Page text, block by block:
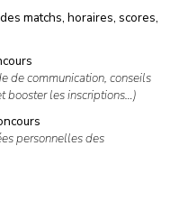
matchs, horaires, scores,
de communication, conseils
booster les inscriptions…)
personnelles des